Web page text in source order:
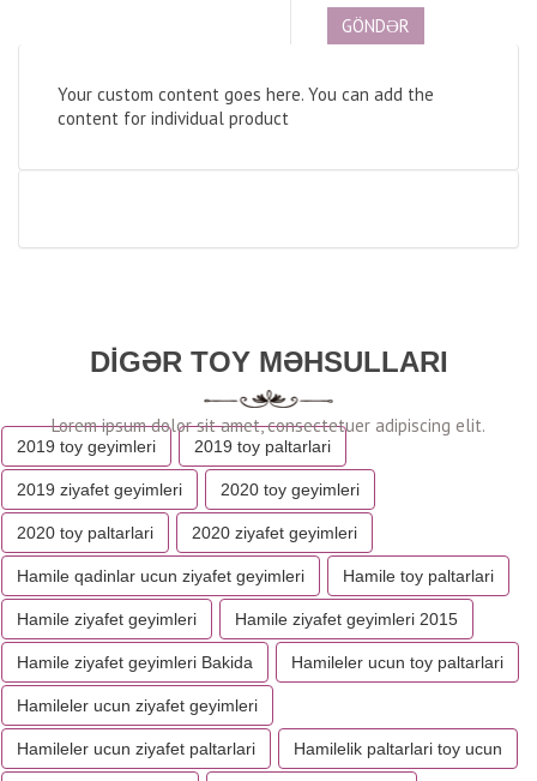
Your custom content goes here. You can add the
content for individual product
DIGƏR TOY MƏHSULLARI
2019 toy geyimleri 2019 toy paltarlari
2019 ziyafet geyimleri 2020 toy geyimleri
2020 toy paltarlari 2020 ziyafet geyimleri
Hamile qadinlar ucun ziyafet geyimleri Hamile toy paltarlari
Hamile ziyafet geyimleri Hamile ziyafet geyimleri 2015
Hamile ziyafet geyimleri Bakida Hamileler ucun toy paltarlari
Hamileler ucun ziyafet geyimleri
Hamileler ucun ziyafet paltarlari Hamilelik paltarlari toy ucun